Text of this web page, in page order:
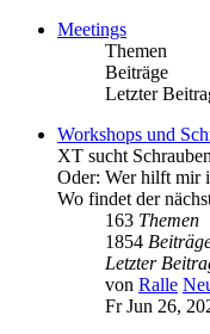
Meetings
Themen
Beiträge
Letzter
Workshops und
XT sucht
Oder: Wer hilft mir
Wo findet der
163 Themen
1854
Letzter
von Ralle
Fr Jun 26,